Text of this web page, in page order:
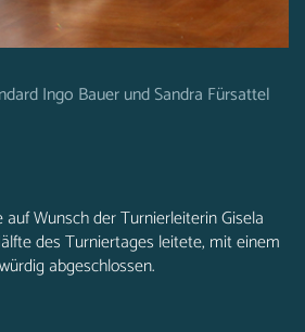
Ingo Bauer und Sandra Fürsattel
Wunsch der Turnierleiterin Gisela
des Turniertages leitete, mit einem
abgeschlossen.